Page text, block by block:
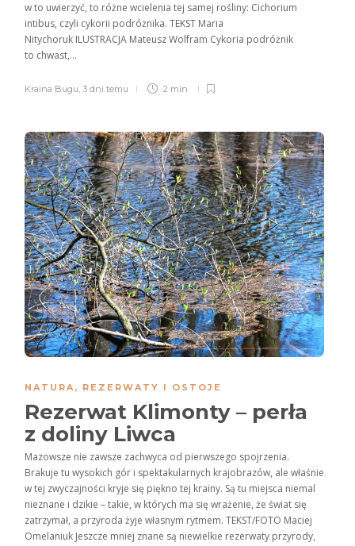
w to uwierzyć, to różne wcielenia tej samej rośliny: Cichorium
intibus, czyli cykorii podróżnika. TEKST Maria
Nitychoruk ILUSTRACJA Mateusz Wolfram Cykoria podróżnik
to chwast,...
Kraina Bugu, 3 dni temu 2 min
NATURA , REZERWATY I OSTOJE
Rezerwat Klimonty – perła
z doliny Liwca
Mazowsze nie zawsze zachwyca od pierwszego spojrzenia.
Brakuje tu wysokich gór i spektakularnych krajobrazów, ale właśnie
w tej zwyczajności kryje się piękno tej krainy. Są tu miejsca niemal
nieznane i dzikie – takie, w których ma się wrażenie, że świat się
zatrzymał, a przyroda żyje własnym rytmem. TEKST/FOTO Maciej
Omelaniuk Jeszcze mniej znane są niewielkie rezerwaty przyrody,